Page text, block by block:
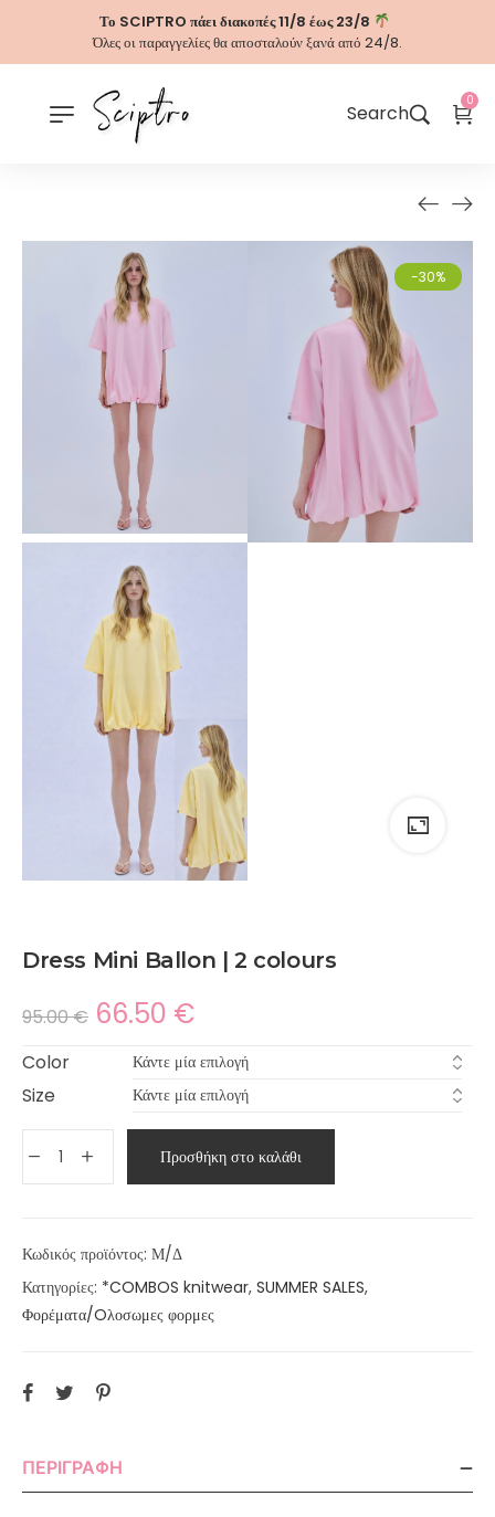
Το SCIPTRO πάει διακοπές 11/8 έως 23/8
Όλες οι παραγγελίες θα αποσταλούν ξανά από 24/8.
Search
0
-30%
Dress Mini Ballon | 2 colours
95.00€ 66.50 €
Color
Size
Προσθήκη στο καλάθι
Κωδικός προϊόντος: Μ/Δ
Κατηγορίες: *COMBOS knitwear, SUMMER SALES,
Φορέματα/Oλοσωμες φορμες
ΠΕΡΙΓΡΑΦΉ